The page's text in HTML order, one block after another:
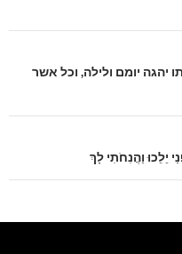
יהגה יומם ולילה, וכל אשר
יֵלֵכוּ וַהֲנִחֹתִי לָךְ